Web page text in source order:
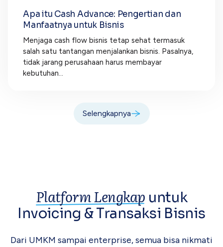
Apa itu Cash Advance: Pengertian dan
Manfaatnya untuk Bisnis
Menjaga cash flow bisnis tetap sehat termasuk
salah satu tantangan menjalankan bisnis. Pasalnya,
tidak jarang perusahaan harus membayar
kebutuhan...
Selengkapnya
Platform Lengkap untuk
Invoicing &Transaksi Bisnis
Dari UMKM sampai enterprise, semua bisa nikmati